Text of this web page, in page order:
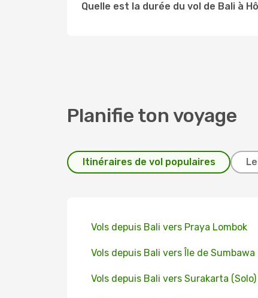
Quelle est la durée du vol de Bali à
Planifie ton voyage
Itinéraires de vol populaires
Vols depuis Bali vers Praya Lombok
Vols depuis Bali vers Île de Sumbawa
Vols depuis Bali vers Surakarta (Solo)